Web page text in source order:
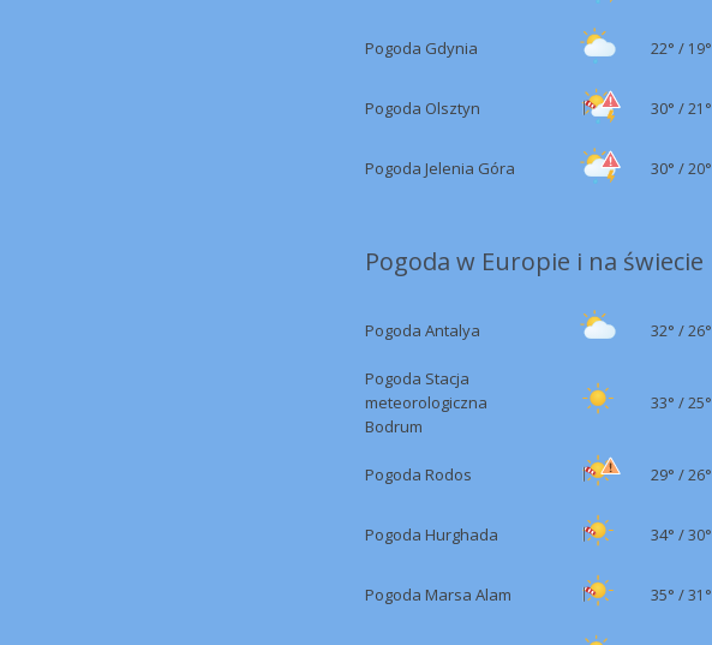
Pogoda Gdynia 22° / 19°
Pogoda Olsztyn 30° /21°
Pogoda Jelenia Góra 30° /20°
Pogoda w Europie i na świecie
Pogoda Antalya 32° /26°
Pogoda Stacja
meteorologiczna
Bodrum
33° /25°
Pogoda Rodos 29° /26°
Pogoda Hurghada 34° /30°
Pogoda Marsa Alam 35° /31°